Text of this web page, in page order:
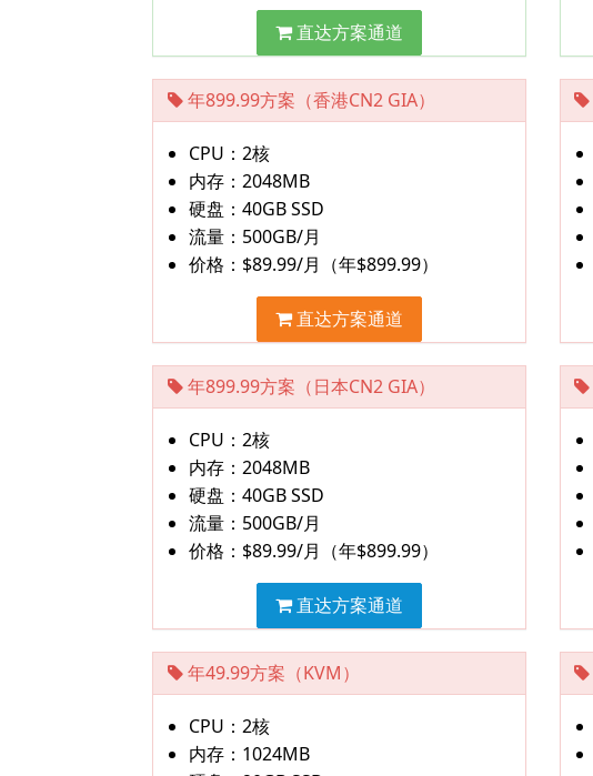
直达方案通道
年899.99方案（香港CN2 GIA）
CPU：2核
内存：2048MB
硬盘：40GB SSD
流量：500GB/月
价格：$89.99/月（年$899.99）
直达方案通道
年899.99方案（日本CN2 GIA）
CPU：2核
内存：2048MB
硬盘：40GB SSD
流量：500GB/月
价格：$89.99/月（年$899.99）
直达方案通道
年49.99方案（KVM）
CPU：2核
内存：1024MB